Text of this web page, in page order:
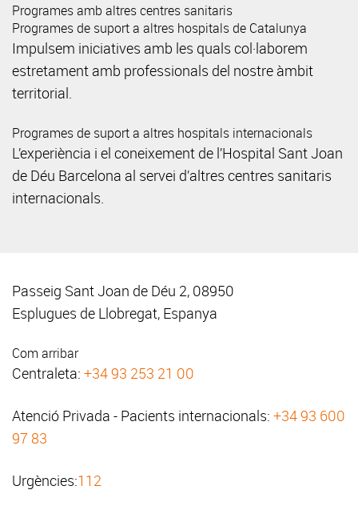
Programes amb altres centres sanitaris
Programes de suport a altres hospitals de Catalunya
Impulsem iniciatives amb les quals col·laborem
estretament amb professionals del nostre àmbit
territorial.
Programes de suport a altres hospitals internacionals
L’experiència i el coneixement de l’Hospital Sant Joan
de Déu Barcelona al servei d’altres centres sanitaris
internacionals.
Passeig Sant Joan de Déu 2, 08950
Esplugues de Llobregat, Espanya
Com arribar
Centraleta: +34 93 253 21 00
Atenció Privada - Pacients internacionals: +34 93 600
97 83
Urgències:112